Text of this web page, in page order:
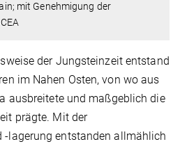
mit Genehmigung der
der Jungsteinzeit entstand
im Nahen Osten, von wo aus
ausbreitete und maßgeblich die
prägte. Mit der
-lagerung entstanden allmählich